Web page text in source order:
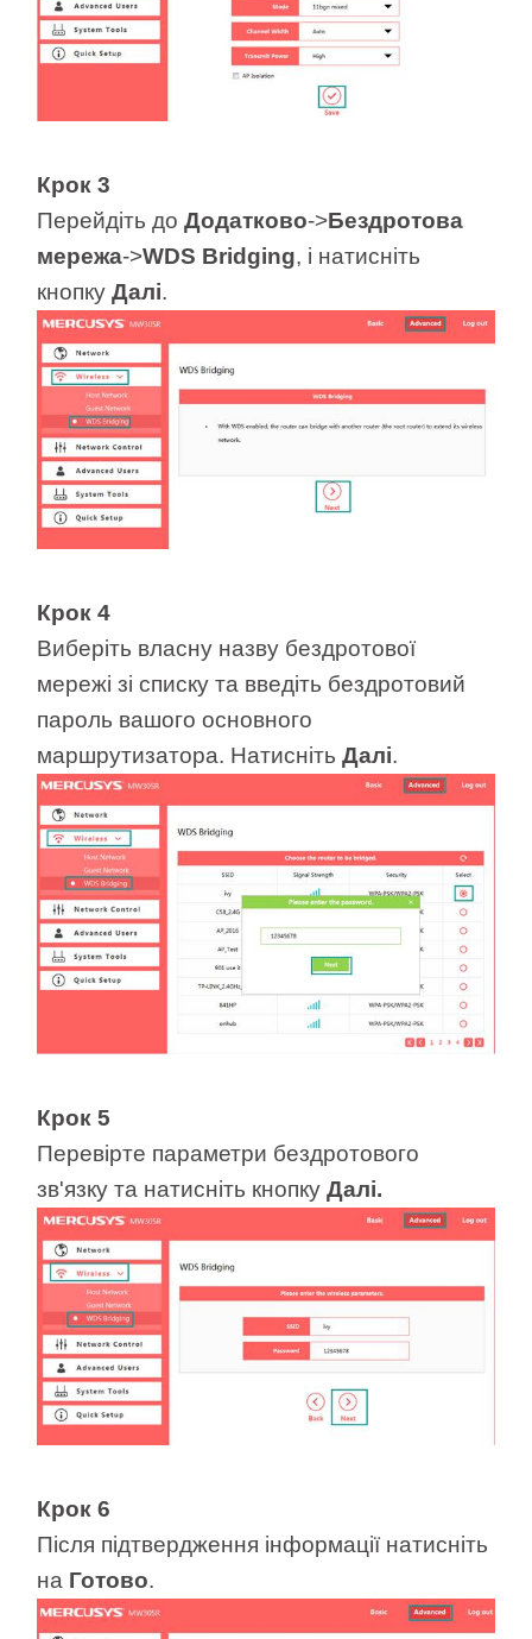
Крок 3
Перейдіть доДодатково->Бездротова
мережа->WDS Bridging, і натисніть
кнопкуДалі.
Крок 4
Виберіть власну назву бездротової
мережі зі списку та введіть бездротовий
пароль вашого основного
маршрутизатора. НатиснітьДалі.
Крок 5
Перевірте параметри бездротового
зв'язку та натисніть кнопкуДалі.
Крок 6
Після підтвердження інформації натисніть
на Готово.